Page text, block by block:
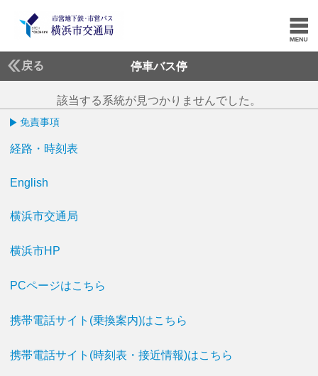
戻る 停車バス停
該当する系統が見つかりませんでした。
免責事項
経路・時刻表
English
横浜市交通局
横浜市HP
PCページはこちら
携帯電話サイト(乗換案内)はこちら
携帯電話サイト(時刻表・接近情報)はこちら